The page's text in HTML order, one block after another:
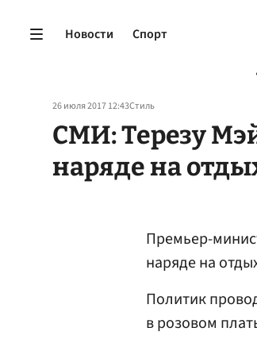
Новости Спорт
26 июля 2017 12:43Стиль
СМИ: Терезу
наряде на
Премьер-
наряде на
Политик
в розовом